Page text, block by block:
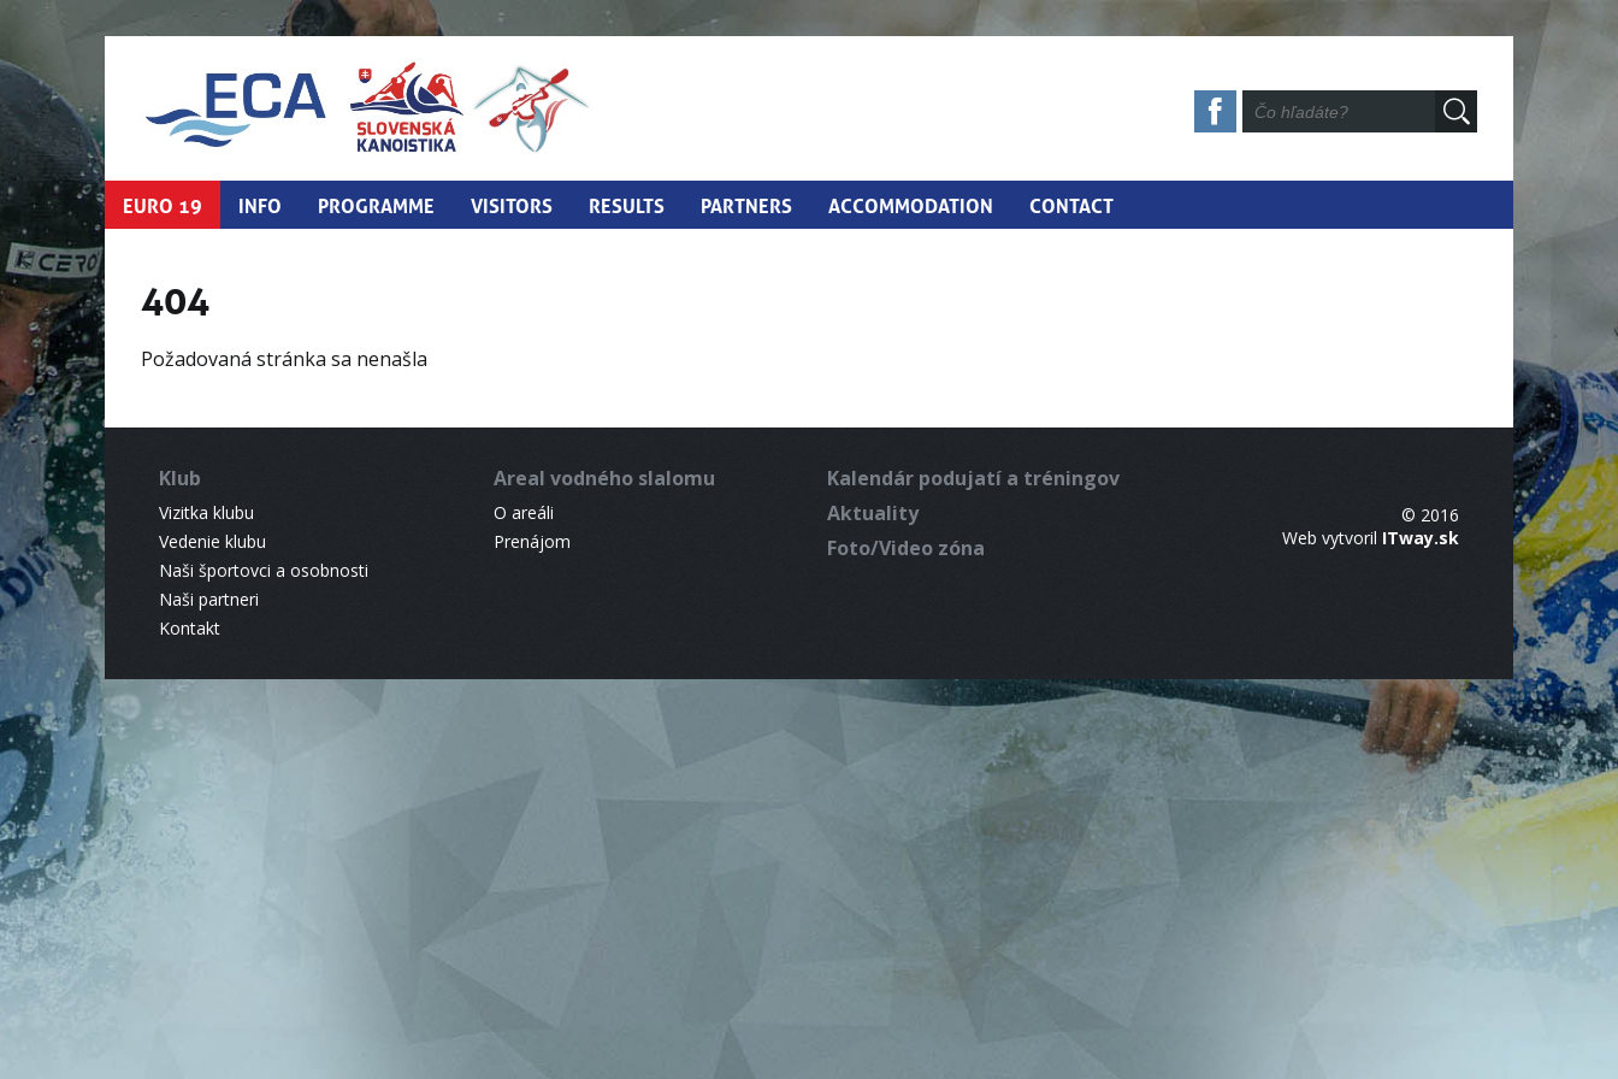
EURO 19 INFO PROGRAMME VISITORS RESULTS PARTNERS ACCOMMODATION CONTACT
404
Požadovaná stránka sa nenašla
Klub
Vizitka klubu
Vedenie klubu
Naši športovci a osobnosti
Naši partneri
Kontakt
Areal vodného slalomu
O areáli
Prenájom
Kalendár podujatí a tréningov
Aktuality
Foto/Video zóna
© 2016
Web vytvoril ITway.sk